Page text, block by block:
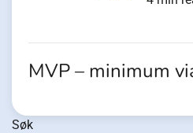
MVP – minimum
Søk